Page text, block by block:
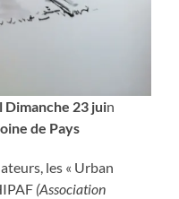
Dimanche 23 juin
de Pays
les « Urban
(Association